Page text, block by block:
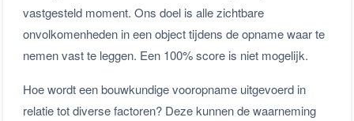
vastgesteld moment. Ons doel is alle zichtbare
onvolkomenheden in een object tijdens de opname waar te
nemen vast te leggen. Een 100% score is niet mogelijk.
Hoe wordt een bouwkundige vooropname uitgevoerd in
relatie tot diverse factoren? Deze kunnen de waarneming